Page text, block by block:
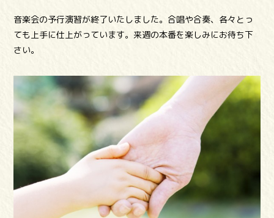
音楽会の予行演習が終了いたしました。合唱や合奏、各々とっ
ても上手に仕上がっています。来週の本番を楽しみにお待ち下
さい。